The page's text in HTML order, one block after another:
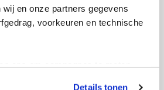
en onze partners gegevens
voorkeuren en technische
Details tonen